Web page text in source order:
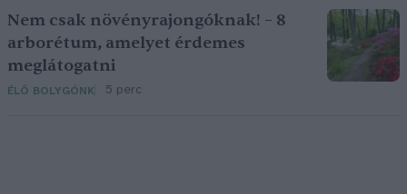
Nem csak növényrajongóknak! – 8
arborétum, amelyet érdemes
meglátogatni
ÉLŐ BOLYGÓNK 5 perc